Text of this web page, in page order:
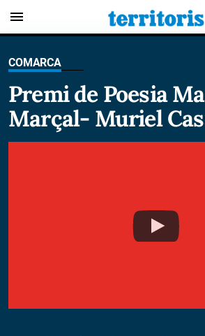
menu
COMARCA
Premi de Poesia
Marçal- Muriel